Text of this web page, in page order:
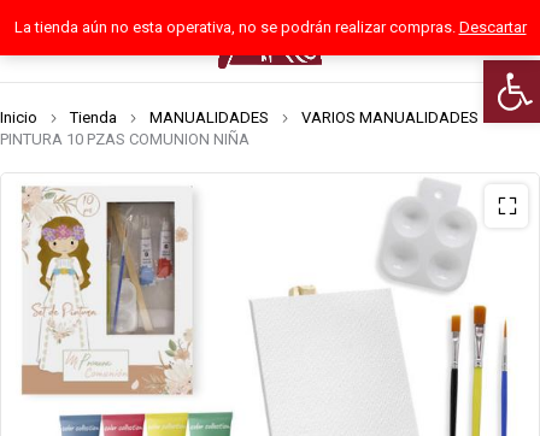
La tienda aún no esta operativa, no se podrán realizar compras. Descartar
0
Inicio Tienda MANUALIDADES VARIOS MANUALIDADES
PINTURA 10 PZAS COMUNION NIÑA